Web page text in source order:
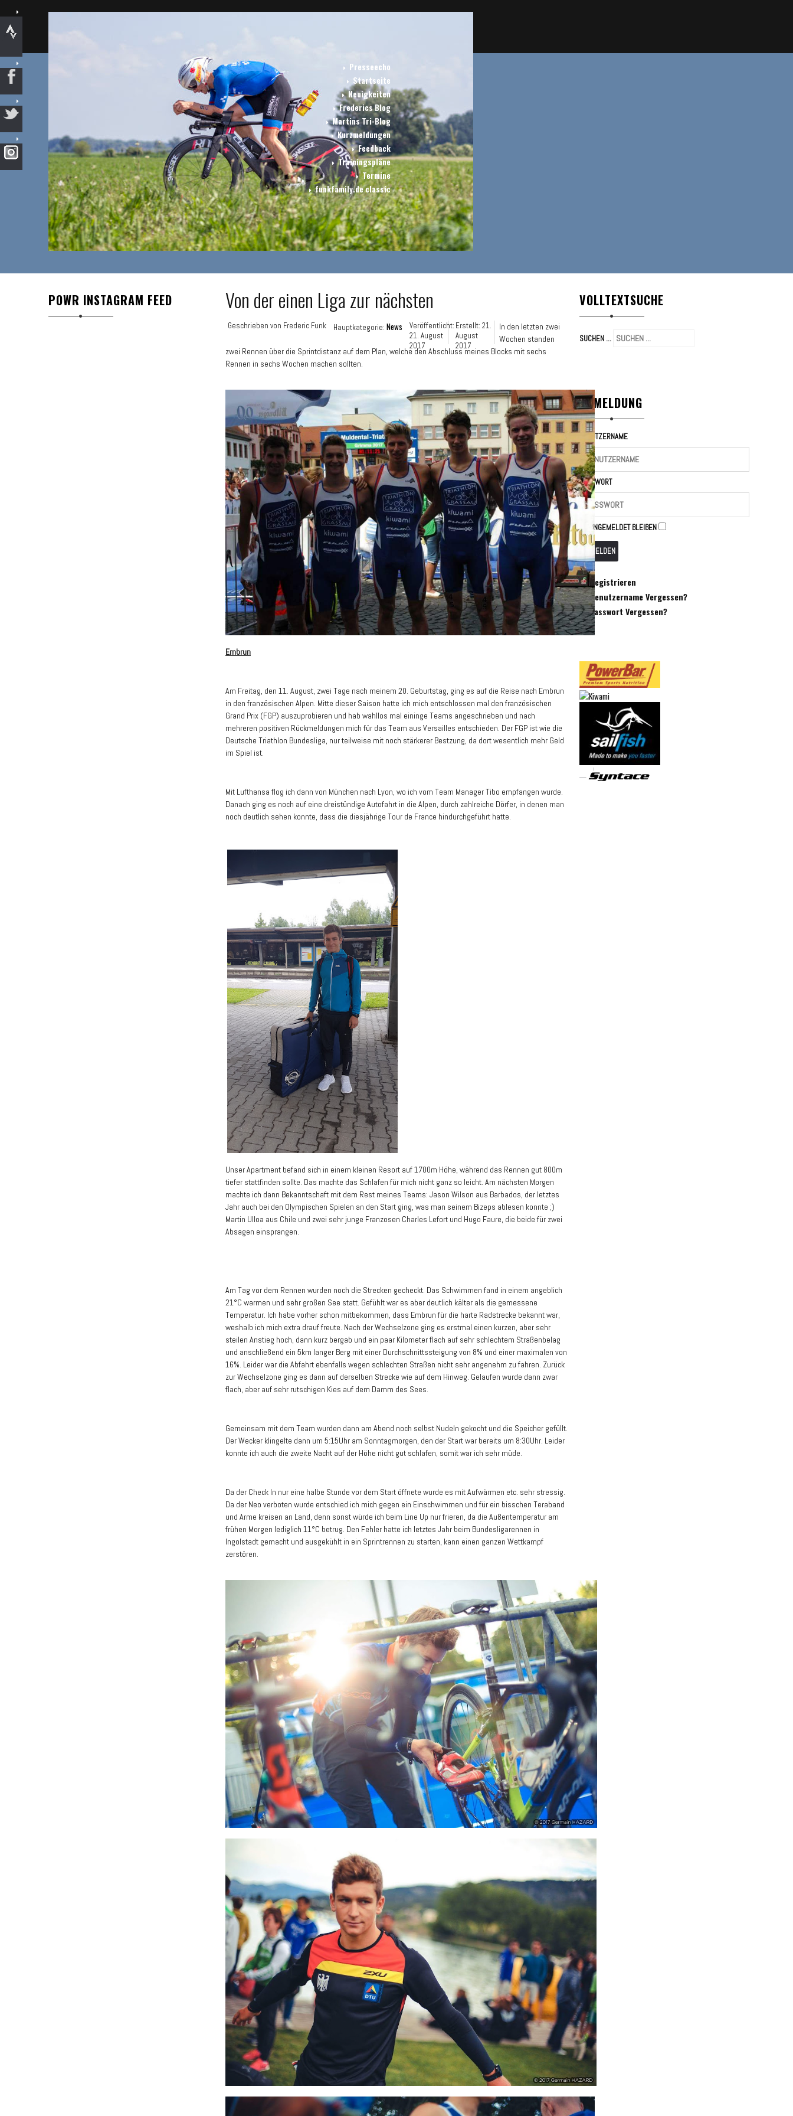
Presseecho
Startseite
Neuigkeiten
Frederics Blog
Martins Tri-Blog
Kurzmeldungen
Feedback
Trainingspläne
Termine
funkfamily.de classic
POWR INSTAGRAM FEED Von der einen Liga zur nächsten
Geschrieben von Frederic Funk Hauptkategorie: News
Veröffentlicht:
21. August
2017
Erstellt: 21.
August
2017
In den letzten zwei
Wochen standen
zwei Rennen über die Sprintdistanz auf dem Plan, welche den Abschluss meines Blocks mit sechs
Rennen in sechs Wochen machen sollten.
Embrun
Am Freitag, den 11. August, zwei Tage nach meinem 20. Geburtstag, ging es auf die Reise nach Embrun
in den französischen Alpen. Mitte dieser Saison hatte ich mich entschlossen mal den französischen
Grand Prix (FGP) auszuprobieren und hab wahllos mal eininge Teams angeschrieben und nach
mehreren positiven Rückmeldungen mich für das Team aus Versailles entschieden. Der FGP ist wie die
Deutsche Triathlon Bundesliga, nur teilweise mit noch stärkerer Bestzung, da dort wesentlich mehr Geld
im Spiel ist.
Mit Lufthansa flog ich dann von München nach Lyon, wo ich vom Team Manager Tibo empfangen wurde.
Danach ging es noch auf eine dreistündige Autofahrt in die Alpen, durch zahlreiche Dörfer, in denen man
noch deutlich sehen konnte, dass die diesjährige Tour de France hindurchgeführt hatte.
Unser Apartment befand sich in einem kleinen Resort auf 1700m Höhe, während das Rennen gut 800m
tiefer stattfinden sollte. Das machte das Schlafen für mich nicht ganz so leicht. Am nächsten Morgen
machte ich dann Bekanntschaft mit dem Rest meines Teams: Jason Wilson aus Barbados, der letztes
Jahr auch bei den Olympischen Spielen an den Start ging, was man seinem Bizeps ablesen konnte ;)
Martin Ulloa aus Chile und zwei sehr junge Franzosen Charles Lefort und Hugo Faure, die beide für zwei
Absagen einsprangen.
Am Tag vor dem Rennen wurden noch die Strecken gecheckt. Das Schwimmen fand in einem angeblich
21°C warmen und sehr großen See statt. Gefühlt war es aber deutlich kälter als die gemessene
Temperatur. Ich habe vorher schon mitbekommen, dass Embrun für die harte Radstrecke bekannt war,
weshalb ich mich extra drauf freute. Nach der Wechselzone ging es erstmal einen kurzen, aber sehr
steilen Anstieg hoch, dann kurz bergab und ein paar Kilometer flach auf sehr schlechtem Straßenbelag
und anschließend ein 5km langer Berg mit einer Durchschnittssteigung von 8% und einer maximalen von
16%. Leider war die Abfahrt ebenfalls wegen schlechten Straßen nicht sehr angenehm zu fahren. Zurück
zur Wechselzone ging es dann auf derselben Strecke wie auf dem Hinweg. Gelaufen wurde dann zwar
flach, aber auf sehr rutschigen Kies auf dem Damm des Sees.
Gemeinsam mit dem Team wurden dann am Abend noch selbst Nudeln gekocht und die Speicher gefüllt.
Der Wecker klingelte dann um 5:15Uhr am Sonntagmorgen, den der Start war bereits um 8:30Uhr. Leider
konnte ich auch die zweite Nacht auf der Höhe nicht gut schlafen, somit war ich sehr müde.
Da der Check In nur eine halbe Stunde vor dem Start öffnete wurde es mit Aufwärmen etc. sehr stressig.
Da der Neo verboten wurde entschied ich mich gegen ein Einschwimmen und für ein bisschen Teraband
und Arme kreisen an Land, denn sonst würde ich beim Line Up nur frieren, da die Außentemperatur am
frühen Morgen lediglich 11°C betrug. Den Fehler hatte ich letztes Jahr beim Bundesligarennen in
Ingolstadt gemacht und ausgekühlt in ein Sprintrennen zu starten, kann einen ganzen Wettkampf
zerstören.
VOLLTEXTSUCHE
SUCHEN ...
ANMELDUNG
BENUTZERNAME
PASSWORT
ANGEMELDET BLEIBEN
ANMELDEN
Registrieren
Benutzername Vergessen?
Passwort Vergessen?